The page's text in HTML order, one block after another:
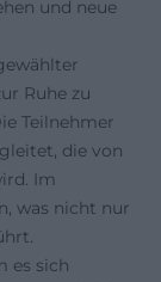
und neue
Ruhe zu
Teilnehmer
die von
Im
was nicht nur
es sich